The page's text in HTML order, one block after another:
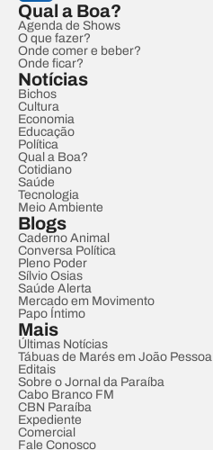
Qual a Boa?
Agenda de Shows
O que fazer?
Onde comer e beber?
Onde ficar?
Notícias
Bichos
Cultura
Economia
Educação
Política
Qual a Boa?
Cotidiano
Saúde
Tecnologia
Meio Ambiente
Blogs
Caderno Animal
Conversa Política
Pleno Poder
Sílvio Osias
Saúde Alerta
Mercado em Movimento
Papo Íntimo
Mais
Últimas Notícias
Tábuas de Marés em João Pessoa
Editais
Sobre o Jornal da Paraíba
Cabo Branco FM
CBN Paraíba
Expediente
Comercial
Fale Conosco